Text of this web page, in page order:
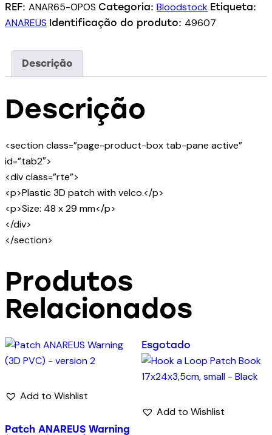
REF: ANAR65-OPOS Categoria: Bloodstock Etiqueta:
ANAREUS Identificação do produto: 49607
Descrição
Descrição
<section class=”page-product-box tab-pane active”
id=”tab2″>
<div class=”rte”>
<p>Plastic 3D patch with velco.</p>
<p>Size: 48 x 29 mm</p>
</div>
</section>
Produtos
Relacionados
Add to Wishlist
Patch ANAREUS Warning
Esgotado
Add to Wishlist